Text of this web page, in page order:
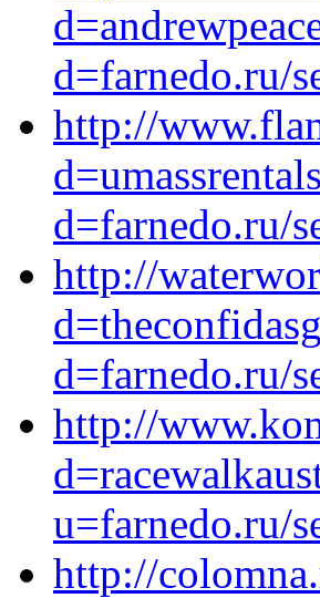
d=farnedo.ru/
http://
d=farnedo.ru/
http://
d=farnedo.ru/
http://
u=farnedo.ru/
http://